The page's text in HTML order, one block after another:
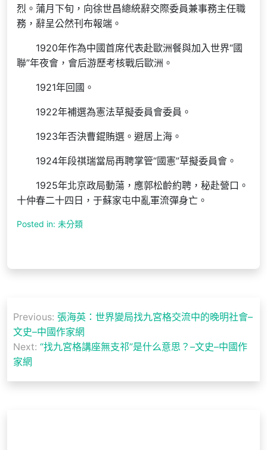
烈。蒲月下旬，向徐世昌總統辭交際委員兼事務主任職
務，辭呈公然刊布報端。
1920年作為中國首席代表赴歐洲餐與加入世界“國
聯”年夜會，會后游歷考核戰后歐洲。
1921年回國。
1922年補選為憲法草擬委員會委員。
1923年否決曹錕賄選。避居上海。
1924年段祺瑞當局再聘掌管“國憲”草擬委員會。
1925年北京政局動蕩，應郭松齡約聘，秘赴營口。
十仲春二十四日，于蘇家屯中亂軍流彈身亡。
Posted in: 未分類
章
導
覽
Previous: 張海英：世界變局找九宮格交流中的晚明社會–
文史–中國作家網
Next: “找九宮格講座無支祁”是什么意思？–文史–中國作
家網